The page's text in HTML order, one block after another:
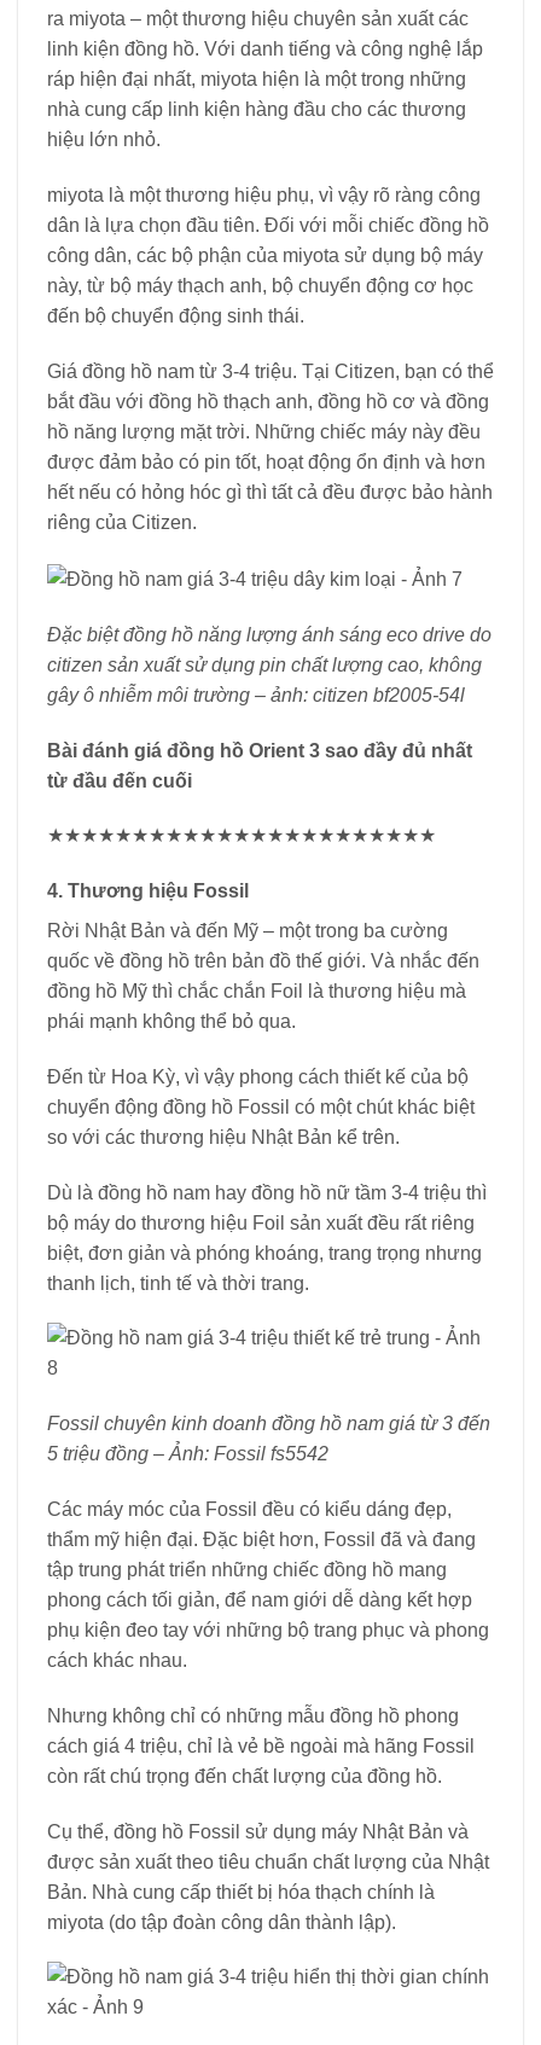
ra miyota – một thương hiệu chuyên sản xuất các
linh kiện đồng hồ. Với danh tiếng và công nghệ lắp
ráp hiện đại nhất, miyota hiện là một trong những
nhà cung cấp linh kiện hàng đầu cho các thương
hiệu lớn nhỏ.
miyota là một thương hiệu phụ, vì vậy rõ ràng công
dân là lựa chọn đầu tiên. Đối với mỗi chiếc đồng hồ
công dân, các bộ phận của miyota sử dụng bộ máy
này, từ bộ máy thạch anh, bộ chuyển động cơ học
đến bộ chuyển động sinh thái.
Giá đồng hồ nam từ 3-4 triệu. Tại Citizen, bạn có thể
bắt đầu với đồng hồ thạch anh, đồng hồ cơ và đồng
hồ năng lượng mặt trời. Những chiếc máy này đều
được đảm bảo có pin tốt, hoạt động ổn định và hơn
hết nếu có hỏng hóc gì thì tất cả đều được bảo hành
riêng của Citizen.
Đặc biệt đồng hồ năng lượng ánh sáng eco drive do
citizen sản xuất sử dụng pin chất lượng cao, không
gây ô nhiễm môi trường – ảnh: citizen bf2005-54l
Bài đánh giá đồng hồ Orient 3 sao đầy đủ nhất
từ ​​đầu đến cuối
★★★★★★★★★★★★★★★★★★★★★★★
4. Thương hiệu Fossil
Rời Nhật Bản và đến Mỹ – một trong ba cường
quốc về đồng hồ trên bản đồ thế giới. Và nhắc đến
đồng hồ Mỹ thì chắc chắn Foil là thương hiệu mà
phái mạnh không thể bỏ qua.
Đến từ Hoa Kỳ, vì vậy phong cách thiết kế của bộ
chuyển động đồng hồ Fossil có một chút khác biệt
so với các thương hiệu Nhật Bản kể trên.
Dù là đồng hồ nam hay đồng hồ nữ tầm 3-4 triệu thì
bộ máy do thương hiệu Foil sản xuất đều rất riêng
biệt, đơn giản và phóng khoáng, trang trọng nhưng
thanh lịch, tinh tế và thời trang.
Fossil chuyên kinh doanh đồng hồ nam giá từ 3 đến
5 triệu đồng – Ảnh: Fossil fs5542
Các máy móc của Fossil đều có kiểu dáng đẹp,
thẩm mỹ hiện đại. Đặc biệt hơn, Fossil đã và đang
tập trung phát triển những chiếc đồng hồ mang
phong cách tối giản, để nam giới dễ dàng kết hợp
phụ kiện đeo tay với những bộ trang phục và phong
cách khác nhau.
Nhưng không chỉ có những mẫu đồng hồ phong
cách giá 4 triệu, chỉ là vẻ bề ngoài mà hãng Fossil
còn rất chú trọng đến chất lượng của đồng hồ.
Cụ thể, đồng hồ Fossil sử dụng máy Nhật Bản và
được sản xuất theo tiêu chuẩn chất lượng của Nhật
Bản. Nhà cung cấp thiết bị hóa thạch chính là
miyota (do tập đoàn công dân thành lập).